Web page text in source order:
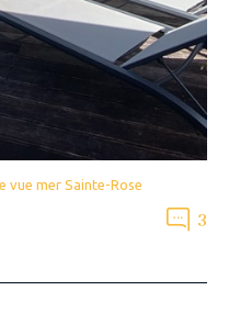
vue mer Sainte-Rose
3